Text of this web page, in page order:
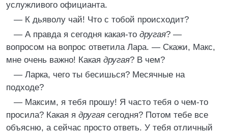
услужливого официанта.
— К дьяволу чай! Что с тобой происходит?
— А правда я сегодня какая-то другая? —
вопросом на вопрос ответила Лара. — Скажи, Макс,
мне очень важно! Какая другая? В чем?
— Ларка, чего ты бесишься? Месячные на
подходе?
— Максим, я тебя прошу! Я часто тебя о чем-то
просила? Какая я другая сегодня? Потом тебе все
объясню, а сейчас просто ответь. У тебя отличный